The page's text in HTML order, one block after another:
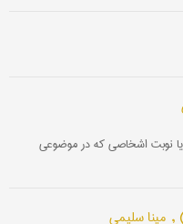
نوبت اشخاصی که در موضوعی
, مینا سلیمی